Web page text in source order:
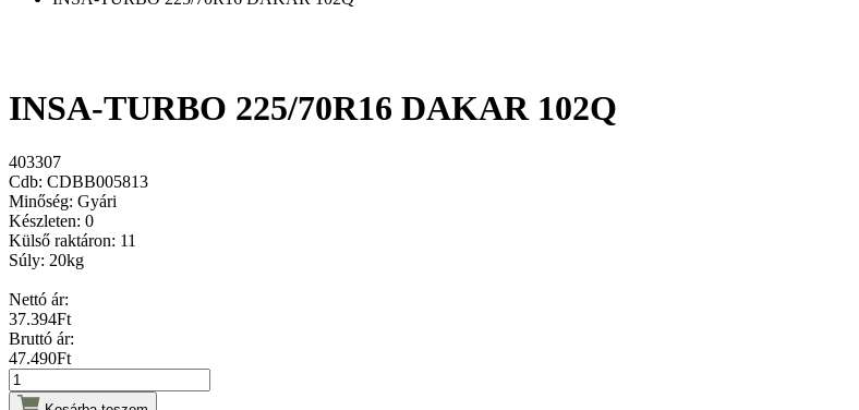
INSA-TURBO 225/70R16 DAKAR 102Q
403307
Cdb: CDBB005813
Minőség: Gyári
Készleten: 0
Külső raktáron: 11
Súly: 20kg
Nettó ár:
37.394Ft
Bruttó ár:
47.490Ft